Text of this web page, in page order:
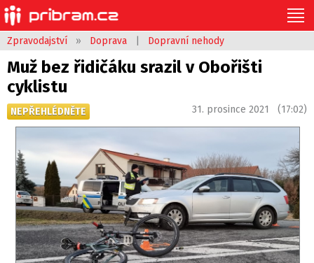
Zpravodajství » Doprava Dopravní nehody
Muž bez řidičáku srazil v Obořišti
cyklistu
NEPŘEHLÉDNĚTE 31. prosince 2021 (17:02)